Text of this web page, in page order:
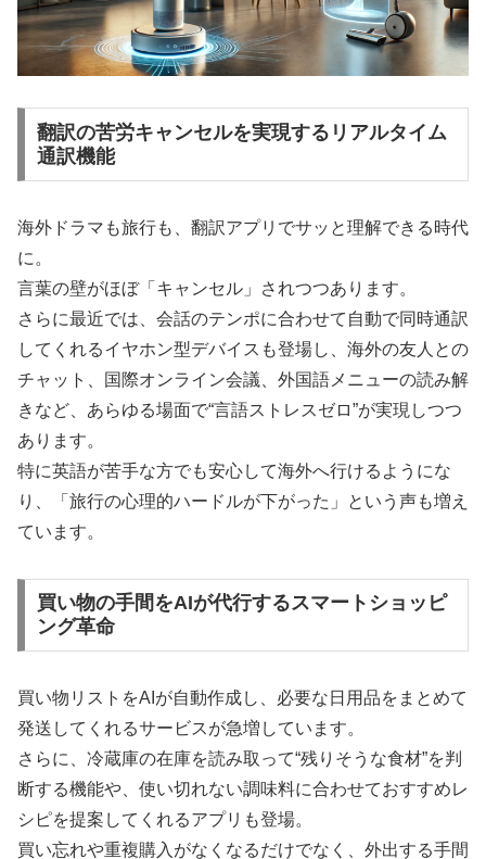
翻訳の苦労キャンセルを実現するリアルタイム
通訳機能
海外ドラマも旅行も、翻訳アプリでサッと理解できる時代
に。
言葉の壁がほぼ「キャンセル」されつつあります。
さらに最近では、会話のテンポに合わせて自動で同時通訳
してくれるイヤホン型デバイスも登場し、海外の友人との
チャット、国際オンライン会議、外国語メニューの読み解
きなど、あらゆる場面で“言語ストレスゼロ”が実現しつつ
あります。
特に英語が苦手な方でも安心して海外へ行けるようにな
り、「旅行の心理的ハードルが下がった」という声も増え
ています。
買い物の手間をAIが代行するスマートショッピ
ング革命
買い物リストをAIが自動作成し、必要な日用品をまとめて
発送してくれるサービスが急増しています。
さらに、冷蔵庫の在庫を読み取って“残りそうな食材”を判
断する機能や、使い切れない調味料に合わせておすすめレ
シピを提案してくれるアプリも登場。
買い忘れや重複購入がなくなるだけでなく、外出する手間